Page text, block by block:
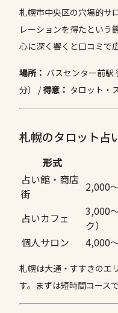
札幌市中央区の穴場的サ
レーションを得たという
心に深く響くと口コミで
場所： バスセンター前駅
分） /得意： タロット・
札幌のタロット占
形式
占い館・商店
街
2,000
占いカフェ
3,000
ク）
個人サロン
4,000
札幌は大通・すすきのエ
す。まずは短時間コース